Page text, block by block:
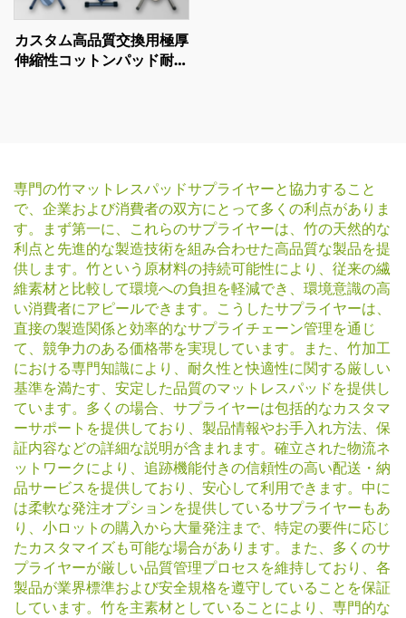
カスタム高品質交換用極厚
伸縮性コットンパッド耐熱
専門の竹マットレスパッドサプライヤーと協力すること
で、企業および消費者の双方にとって多くの利点がありま
す。まず第一に、これらのサプライヤーは、竹の天然的な
利点と先進的な製造技術を組み合わせた高品質な製品を提
供します。竹という原材料の持続可能性により、従来の繊
維素材と比較して環境への負担を軽減でき、環境意識の高
い消費者にアピールできます。こうしたサプライヤーは、
直接の製造関係と効率的なサプライチェーン管理を通じ
て、競争力のある価格帯を実現しています。また、竹加工
における専門知識により、耐久性と快適性に関する厳しい
基準を満たす、安定した品質のマットレスパッドを提供し
ています。多くの場合、サプライヤーは包括的なカスタマ
ーサポートを提供しており、製品情報やお手入れ方法、保
証内容などの詳細な説明が含まれます。確立された物流ネ
ットワークにより、追跡機能付きの信頼性の高い配送・納
品サービスを提供しており、安心して利用できます。中に
は柔軟な発注オプションを提供しているサプライヤーもあ
り、小ロットの購入から大量発注まで、特定の要件に応じ
たカスタマイズも可能な場合があります。また、多くのサ
プライヤーが厳しい品質管理プロセスを維持しており、各
製品が業界標準および安全規格を遵守していることを保証
しています。竹を主素材としていることにより、専門的な